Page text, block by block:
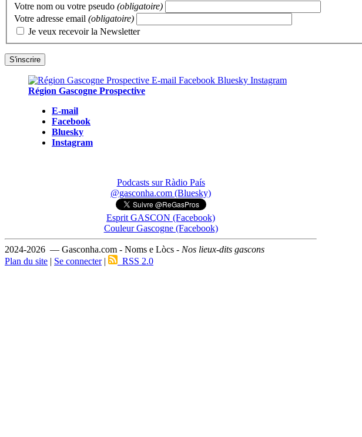
Votre nom ou votre pseudo (obligatoire)
Votre adresse email (obligatoire)
Je veux recevoir la Newsletter
Région Gascogne Prospective
E-mail
Facebook
Bluesky
Instagram
Podcasts sur Ràdio País
@gasconha.com (Bluesky)
Esprit GASCON (Facebook)
Couleur Gascogne (Facebook)
2024-2026 — Gasconha.com - Noms e Lòcs - Nos lieux-dits gascons
Plan du site | Se connecter| RSS 2.0